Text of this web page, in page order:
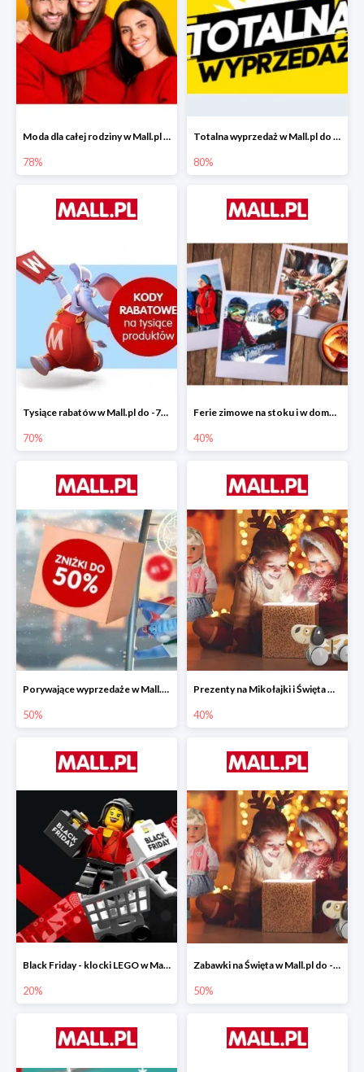
Moda dla całej rodziny w Mall.pl do -78%
78%
Totalna wyprzedaż w Mall.pl do -80%
80%
Tysiące rabatów w Mall.pl do -70%
70%
Ferie zimowe na stoku i w domu w Mall.pl do -40%
40%
Porywające wyprzedaże w Mall.pl do -50%
50%
Prezenty na Mikołajki i Święta w Mall.pl do -40%
40%
Black Friday - klocki LEGO w Mall.pl do -20%
20%
Zabawki na Święta w Mall.pl do -50%
50%